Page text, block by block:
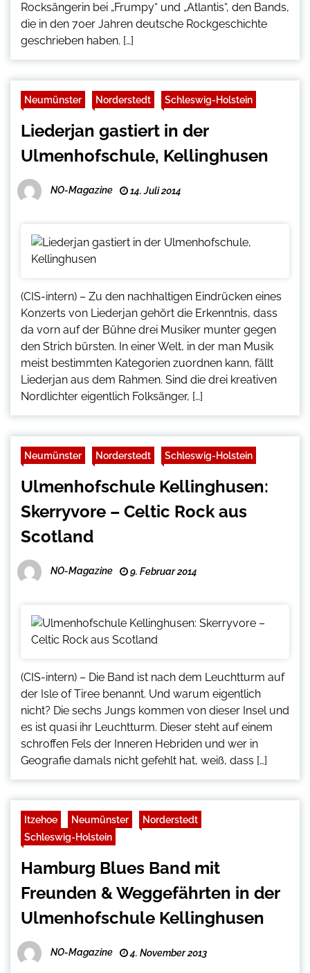
Rocksängerin bei „Frumpy“ und „Atlantis“, den Bands,
die in den 70er Jahren deutsche Rockgeschichte
geschrieben haben. […]
Neumünster Norderstedt Schleswig-Holstein
Liederjan gastiert in der
Ulmenhofschule, Kellinghusen
NO-Magazine 14. Juli 2014
(CIS-intern) – Zu den nachhaltigen Eindrücken eines
Konzerts von Liederjan gehört die Erkenntnis, dass
da vorn auf der Bühne drei Musiker munter gegen
den Strich bürsten. In einer Welt, in der man Musik
meist bestimmten Kategorien zuordnen kann, fällt
Liederjan aus dem Rahmen. Sind die drei kreativen
Nordlichter eigentlich Folksänger, […]
Neumünster Norderstedt Schleswig-Holstein
Ulmenhofschule Kellinghusen:
Skerryvore – Celtic Rock aus
Scotland
NO-Magazine 9. Februar 2014
(CIS-intern) – Die Band ist nach dem Leuchtturm auf
der Isle of Tiree benannt. Und warum eigentlich
nicht? Die sechs Jungs kommen von dieser Insel und
es ist quasi ihr Leuchtturm. Dieser steht auf einem
schroffen Fels der Inneren Hebriden und wer in
Geografie damals nicht gefehlt hat, weiß, dass […]
Itzehoe Neumünster
Norderstedt
Schleswig-Holstein
Hamburg Blues Band mit
Freunden & Weggefährten in der
Ulmenhofschule Kellinghusen
NO-Magazine 4. November 2013